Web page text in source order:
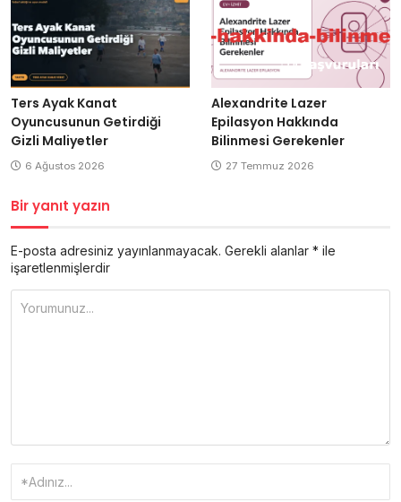
Ters Ayak Kanat
Oyuncusunun Getirdiği
Gizli Maliyetler
6 Ağustos 2026
Alexandrite Lazer
Epilasyon Hakkında
Bilinmesi Gerekenler
27 Temmuz 2026
Bir yanıt yazın
E-posta adresiniz yayınlanmayacak. Gerekli alanlar * ile
işaretlenmişlerdir